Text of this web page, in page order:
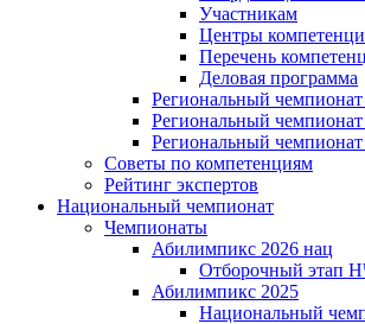
Участникам
Центры
Перечень
Деловая программа
Региональный
Региональный
Региональный
Советы по компетенциям
Рейтинг экспертов
Национальный чемпионат
Чемпионаты
Абилимпикс 2026 нац
Отборочный этап
Абилимпикс 2025
Национальный